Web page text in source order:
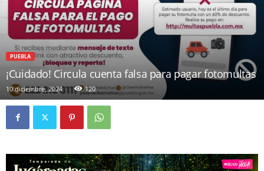
PUEBLA
¡Cuidado! Circula cuenta falsa para pagar fotomultas
10 diciembre, 2024 120